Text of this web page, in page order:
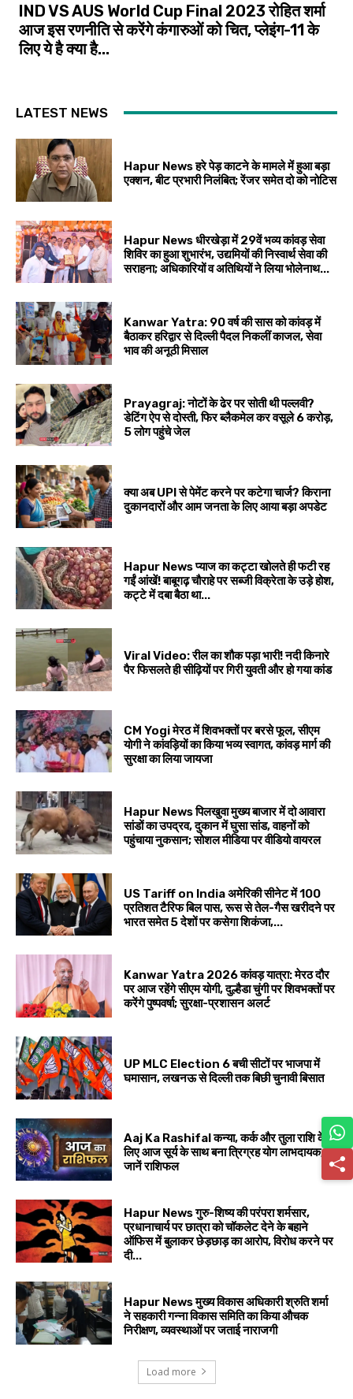
IND VS AUS World Cup Final 2023 रोहित शर्मा
आज इस रणनीति से करेंगे कंगारुओं को चित, प्लेइंग-11 के
लिए ये है क्या है...
LATEST NEWS
Hapur News हरे पेड़ काटने के मामले में हुआ बड़ा
एक्शन, बीट प्रभारी निलंबित; रेंजर समेत दो को नोटिस
Hapur News धीरखेड़ा में 29वें भव्य कांवड़ सेवा
शिविर का हुआ शुभारंभ, उद्यमियों की निस्वार्थ सेवा की
सराहना; अधिकारियों व अतिथियों ने लिया भोलेनाथ...
Kanwar Yatra: 90 वर्ष की सास को कांवड़ में
बैठाकर हरिद्वार से दिल्ली पैदल निकलीं काजल, सेवा
भाव की अनूठी मिसाल
Prayagraj: नोटों के ढेर पर सोती थी पल्लवी?
डेटिंग ऐप से दोस्ती, फिर ब्लैकमेल कर वसूले ₹6 करोड़,
5 लोग पहुंचे जेल
क्या अब UPI से पेमेंट करने पर कटेगा चार्ज? किराना
दुकानदारों और आम जनता के लिए आया बड़ा अपडेट
Hapur News प्याज का कट्टा खोलते ही फटी रह
गईं आंखें! बाबूगढ़ चौराहे पर सब्जी विक्रेता के उड़े होश,
कट्टे में दबा बैठा था...
Viral Video: रील का शौक पड़ा भारी! नदी किनारे
पैर फिसलते ही सीढ़ियों पर गिरी युवती और हो गया कांड
CM Yogi मेरठ में शिवभक्तों पर बरसे फूल, सीएम
योगी ने कांवड़ियों का किया भव्य स्वागत, कांवड़ मार्ग की
सुरक्षा का लिया जायजा
Hapur News पिलखुवा मुख्य बाजार में दो आवारा
सांडों का उपद्रव, दुकान में घुसा सांड, वाहनों को
पहुंचाया नुकसान; सोशल मीडिया पर वीडियो वायरल
US Tariff on India अमेरिकी सीनेट में 100
प्रतिशत टैरिफ बिल पास, रूस से तेल-गैस खरीदने पर
भारत समेत 5 देशों पर कसेगा शिकंजा,...
Kanwar Yatra 2026 कांवड़ यात्रा: मेरठ दौर
पर आज रहेंगे सीएम योगी, दुल्हैडा चुंगी पर शिवभक्तों पर
करेंगे पुष्पवर्षा; सुरक्षा-प्रशासन अलर्ट
UP MLC Election 6 बची सीटों पर भाजपा में
घमासान, लखनऊ से दिल्ली तक बिछी चुनावी बिसात
Aaj Ka Rashifal कन्या, कर्क और तुला राशि के
लिए आज सूर्य के साथ बना त्रिग्रह योग लाभदायक,
जानें राशिफल
Hapur News गुरु-शिष्य की परंपरा शर्मसार,
प्रधानाचार्य पर छात्रा को चॉकलेट देने के बहाने
ऑफिस में बुलाकर छेड़छाड़ का आरोप, विरोध करने पर
दी...
Hapur News मुख्य विकास अधिकारी श्रुति शर्मा
ने सहकारी गन्ना विकास समिति का किया औचक
निरीक्षण, व्यवस्थाओं पर जताई नाराजगी
Load more